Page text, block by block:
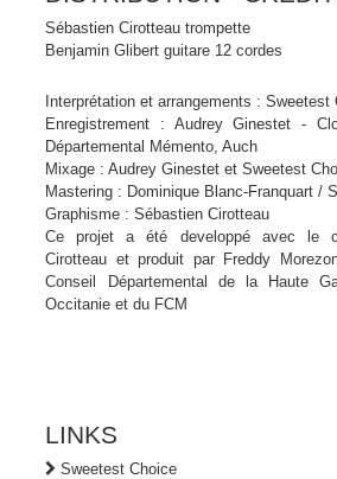
Sébastien Cirotteau trompette
Benjamin Glibert guitare 12 cordes
Interprétation et arrangements : Sweetest
Enregistrement : Audrey Ginestet -
Départemental Mémento, Auch
Mixage : Audrey Ginestet et Sweetest
Mastering : Dominique Blanc-Franquart /
Graphisme : Sébastien Cirotteau
Ce projet a été developpé avec le
Cirotteau et produit par Freddy
Conseil Départemental de la Haute
Occitanie et du FCM
LINKS
Sweetest Choice